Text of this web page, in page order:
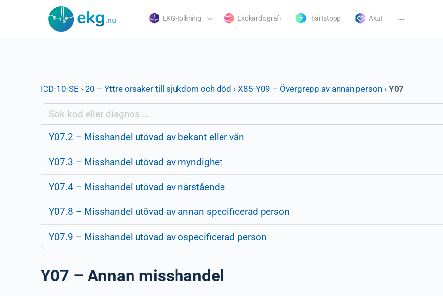
EKG-tolkning Ekokardiografi Hjärtstopp Akut
ICD-10-SE › 20 – Yttre orsaker till sjukdom och död › X85-Y09 – Övergrepp av annan person › Y07
Y07.2 – Misshandel utövad av bekant eller vän
Y07.3 – Misshandel utövad av myndighet
Y07.4 – Misshandel utövad av närstående
Y07.8 – Misshandel utövad av annan specificerad person
Y07.9 – Misshandel utövad av ospecificerad person
Y07 – Annan misshandel